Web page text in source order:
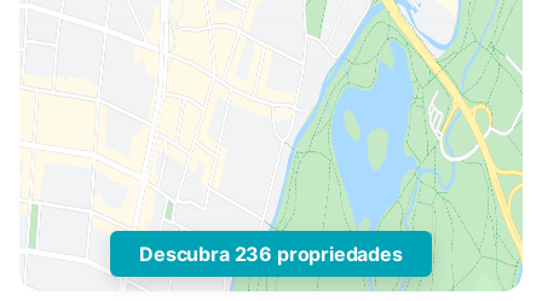
Descubra 236 propriedades